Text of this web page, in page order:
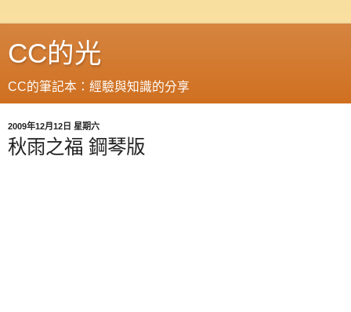
CC的光
CC的筆記本：經驗與知識的分享
2009年12月12日 星期六
秋雨之福 鋼琴版